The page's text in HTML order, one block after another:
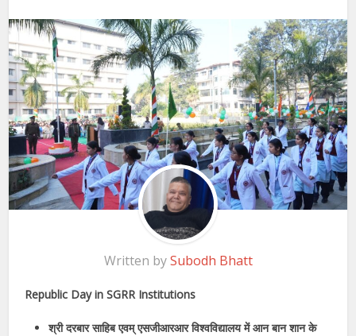
Written bySubodh Bhatt
Republic Day in SGRR Institutions
श्री दरबार साहिब एवम् एसजीआरआर विश्वविद्यालय में आन बान शान के